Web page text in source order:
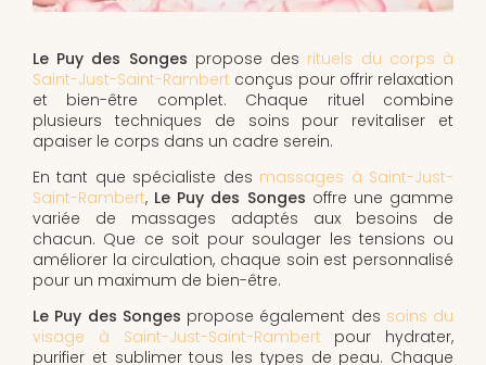
Le Puy des Songes propose des rituels du corps à
Saint-Just-Saint-Rambert conçus pour offrir relaxation
et bien-être complet. Chaque rituel combine
plusieurs techniques de soins pour revitaliser et
apaiser le corps dans un cadre serein.
En tant que spécialiste des massages à Saint-Just-
Saint-Rambert, Le Puy des Songes offre une gamme
variée de massages adaptés aux besoins de
chacun. Que ce soit pour soulager les tensions ou
améliorer la circulation, chaque soin est personnalisé
pour un maximum de bien-être.
Le Puy des Songes propose également des soins du
visage à Saint-Just-Saint-Rambert pour hydrater,
purifier et sublimer tous les types de peau. Chaque